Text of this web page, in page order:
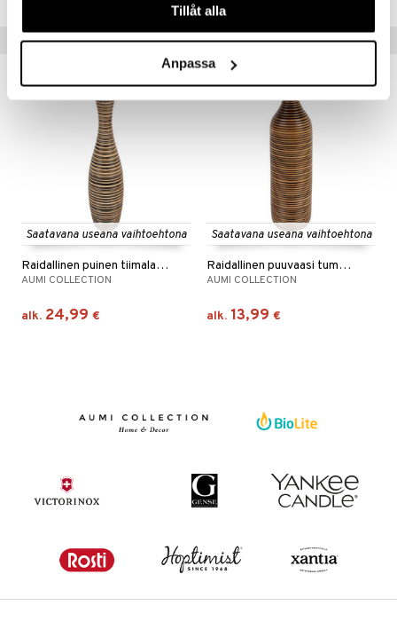
Tillåt alla
Anpassa
Vinkkejä sinulle
Saatavana useana vaihtoehtona
Raidallinen puinen tiimalasimaljakko
AUMI COLLECTION
alk. 24,99 €
Saatavana useana vaihtoehtona
Raidallinen puuvaasi tummilla raidoilla
AUMI COLLECTION
alk. 13,99 €